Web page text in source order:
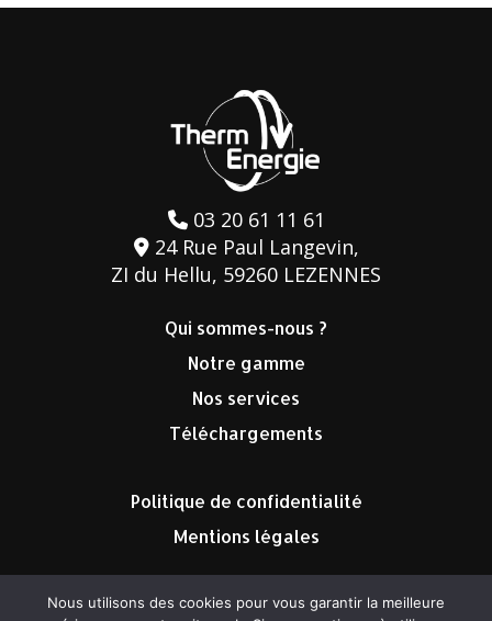
03 20 61 11 61
24 Rue Paul Langevin,
ZI du Hellu, 59260 LEZENNES
Qui sommes-nous ?
Notre gamme
Nos services
Téléchargements
Politique de confidentialité
Mentions légales
Nous utilisons des cookies pour vous garantir la meilleure